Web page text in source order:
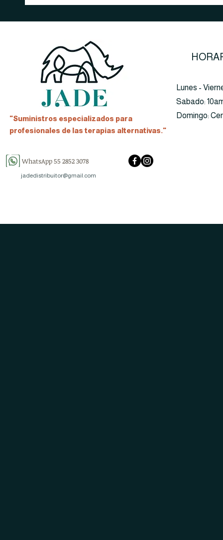
"Suministros especializados para
profesionales de las terapias alternativas."
WhatsApp 55 2852 3078
jadedistribuitor@gmail.com
Lunes -
​​Sabado:
​Domingo: